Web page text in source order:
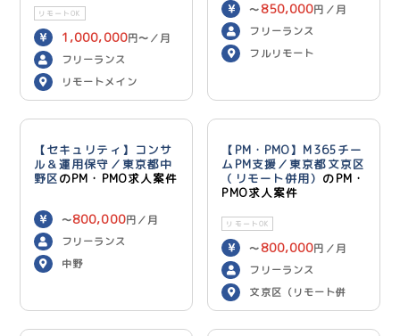
リモートOK
1,000,000円〜／月
フリーランス
リモートメイン
〜 850,000円／月
フリーランス
フルリモート
【セキュリティ】コンサ
ル＆運用保守／東京都中
野区のPM・PMO求人案件
〜800,000円／月
フリーランス
中野
【PM・PMO】M365チー
ムPM支援／東京都文京区
（リモート併用） のPM・
PMO求人案件
リモートOK
〜 800,000円／月
フリーランス
文京区（リモート併
用）